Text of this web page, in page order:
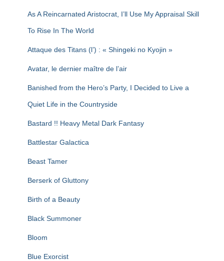
As A Reincarnated Aristocrat, I’ll Use My Appraisal Skill
To Rise In The World
Attaque des Titans (l’) : « Shingeki no Kyojin »
Avatar, le dernier maître de l’air
Banished from the Hero’s Party, I Decided to Live a
Quiet Life in the Countryside
Bastard !! Heavy Metal Dark Fantasy
Battlestar Galactica
Beast Tamer
Berserk of Gluttony
Birth of a Beauty
Black Summoner
Bloom
Blue Exorcist